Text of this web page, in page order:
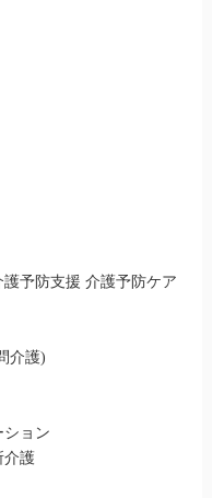
予防支援 介護予防ケア
介護)
ション
介護